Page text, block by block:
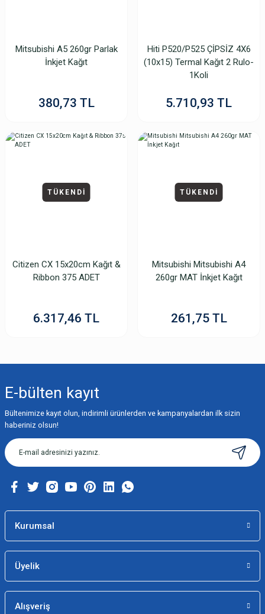
Mitsubishi A5 260gr Parlak
İnkjet Kağıt
380,73 TL
Hiti P520/P525 ÇİPSİZ 4X6
(10x15) Termal Kağıt 2 Rulo-
1Koli
5.710,93 TL
TÜKENDİ
Citizen CX 15x20cm Kağıt &
Ribbon 375 ADET
6.317,46 TL
TÜKENDİ
Mitsubishi Mitsubishi A4
260gr MAT İnkjet Kağıt
261,75 TL
E-bülten kayıt
Bültenimize kayıt olun, indirimli ürünlerden ve kampanyalardan ilk sizin
haberiniz olsun!
Kurumsal
Üyelik
Alışveriş